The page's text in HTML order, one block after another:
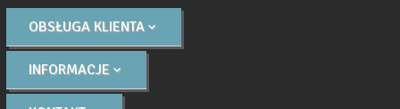
OBSŁUGA KLIENTA
INFORMACJE